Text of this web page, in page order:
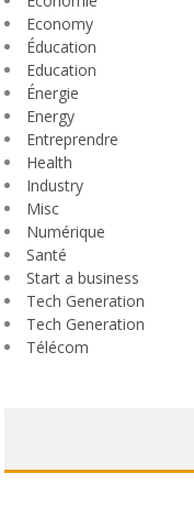
Economy
Éducation
Education
Énergie
Energy
Entreprendre
Health
Industry
Misc
Numérique
Santé
Start a business
Tech Generation
Tech Generation
Télécom